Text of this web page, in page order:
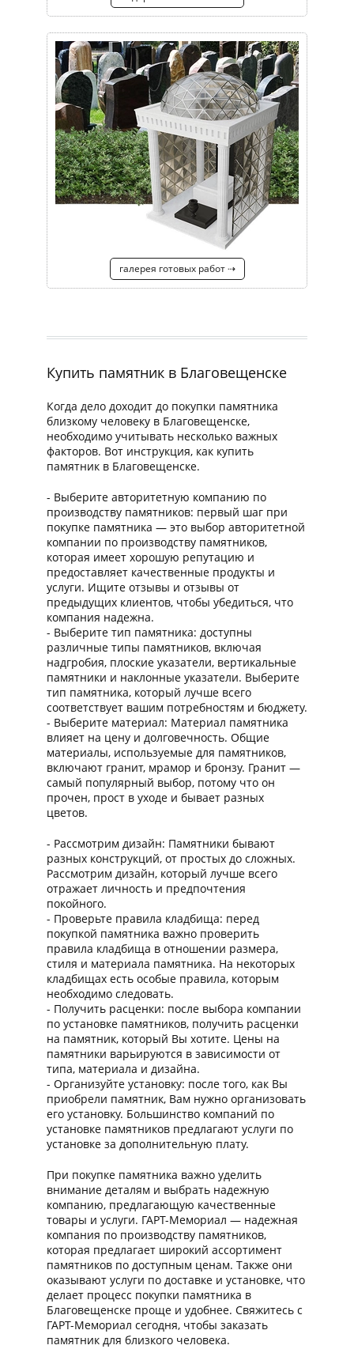
галерея готовых работ ⇢
Купить памятник в Благовещенске
Когда дело доходит до покупки памятника
близкому человеку в Благовещенске,
необходимо учитывать несколько важных
факторов. Вот инструкция, как купить
памятник в Благовещенске.
- Выберите авторитетную компанию по
производству памятников: первый шаг при
покупке памятника — это выбор авторитетной
компании по производству памятников,
которая имеет хорошую репутацию и
предоставляет качественные продукты и
услуги. Ищите отзывы и отзывы от
предыдущих клиентов, чтобы убедиться, что
компания надежна.
- Выберите тип памятника: доступны
различные типы памятников, включая
надгробия, плоские указатели, вертикальные
памятники и наклонные указатели. Выберите
тип памятника, который лучше всего
соответствует вашим потребностям и бюджету.
- Выберите материал: Материал памятника
влияет на цену и долговечность. Общие
материалы, используемые для памятников,
включают гранит, мрамор и бронзу. Гранит —
самый популярный выбор, потому что он
прочен, прост в уходе и бывает разных
цветов.
- Рассмотрим дизайн: Памятники бывают
разных конструкций, от простых до сложных.
Рассмотрим дизайн, который лучше всего
отражает личность и предпочтения
покойного.
- Проверьте правила кладбища: перед
покупкой памятника важно проверить
правила кладбища в отношении размера,
стиля и материала памятника. На некоторых
кладбищах есть особые правила, которым
необходимо следовать.
- Получить расценки: после выбора компании
по установке памятников, получить расценки
на памятник, который Вы хотите. Цены на
памятники варьируются в зависимости от
типа, материала и дизайна.
- Организуйте установку: после того, как Вы
приобрели памятник, Вам нужно организовать
его установку. Большинство компаний по
установке памятников предлагают услуги по
установке за дополнительную плату.
При покупке памятника важно уделить
внимание деталям и выбрать надежную
компанию, предлагающую качественные
товары и услуги. ГАРТ-Мемориал — надежная
компания по производству памятников,
которая предлагает широкий ассортимент
памятников по доступным ценам. Также они
оказывают услуги по доставке и установке, что
делает процесс покупки памятника в
Благовещенске проще и удобнее. Свяжитесь с
ГАРТ-Мемориал сегодня, чтобы заказать
памятник для близкого человека.